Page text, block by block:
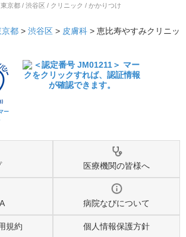
京都 / 渋谷区 / クリニック / かかりつけ
京都 > 渋谷区 > 皮膚科 > 恵比寿やすみクリニッ
ー
医療機関の皆様へ
病院なびについて
規約 個人情報保護方針